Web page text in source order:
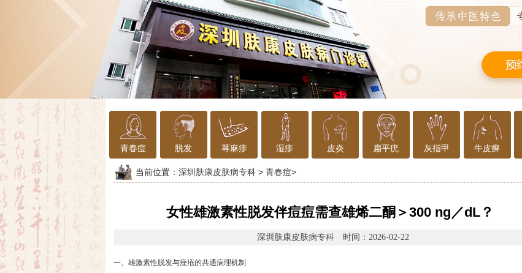
青春痘 脱发 荨麻疹 湿疹 皮炎 扁平疣 灰指甲 牛皮癣
当前位置： 深圳肤康皮肤病专科 > 青春痘>
女性雄激素性脱发伴痘痘需查雄烯二酮＞300 ng／dL？
深圳肤康皮肤病专科 时间：2026-02-22
一、雄激素性脱发与痤疮的共通病理机制